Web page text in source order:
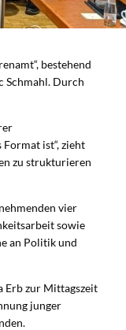
bestehend
Schmahl. Durch
ist“, zieht
zu strukturieren
vier
sowie
an Politik und
Erb zur Mittagszeit
junger